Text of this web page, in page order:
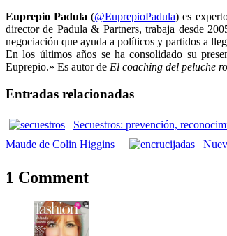
Euprepio Padula (@EuprepioPadula) es
director de Padula & Partners, trabaja desde
negociación que ayuda a políticos y partidos a
En los últimos años se ha consolidado su
Euprepio.» Es autor de El coaching del peluche
Entradas relacionadas
Secuestros: prevención,
Maude de Colin Higgins
1 Comment